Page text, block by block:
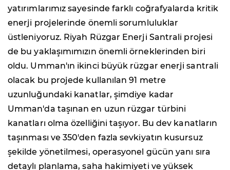
yatırımlarımız sayesinde farklı coğrafyalarda kritik
enerji projelerinde önemli sorumluluklar
üstleniyoruz. Riyah Rüzgar Enerji Santrali projesi
de bu yaklaşımımızın önemli örneklerinden biri
oldu. Umman'ın ikinci büyük rüzgar enerji santrali
olacak bu projede kullanılan 91 metre
uzunluğundaki kanatlar, şimdiye kadar
Umman'da taşınan en uzun rüzgar türbini
kanatları olma özelliğini taşıyor. Bu dev kanatların
taşınması ve 350'den fazla sevkiyatın kusursuz
şekilde yönetilmesi, operasyonel gücün yanı sıra
detaylı planlama, saha hakimiyeti ve yüksek